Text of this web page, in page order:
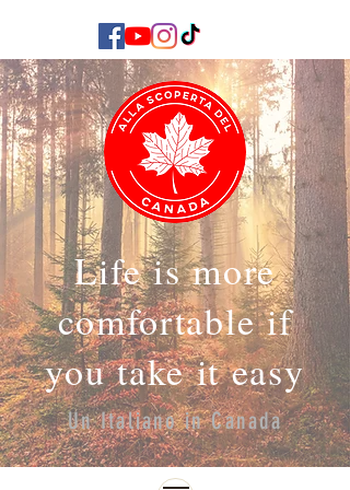
Life is more
comfortable if
you take it easy
Un Italiano in Canada